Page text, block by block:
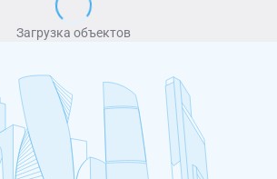
Загрузка объектов